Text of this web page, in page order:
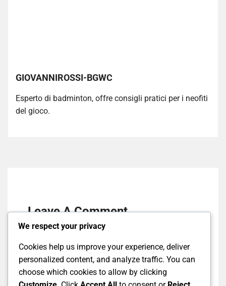
GIOVANNIROSSI-BGWC
Esperto di badminton, offre consigli pratici per i neofiti
del gioco.
Leave A Comment
Your
Name
Your
Email
We respect your privacy
Cookies help us improve your experience, deliver
personalized content, and analyze traffic. You can
choose which cookies to allow by clicking